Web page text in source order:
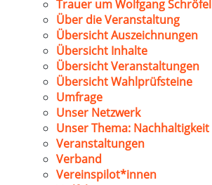
Trauer um Wolfgang Schröfel
Über die Veranstaltung
Übersicht Auszeichnungen
Übersicht Inhalte
Übersicht Veranstaltungen
Übersicht Wahlprüfsteine
Umfrage
Unser Netzwerk
Unser Thema: Nachhaltigkeit
Veranstaltungen
Verband
Vereinspilot*innen